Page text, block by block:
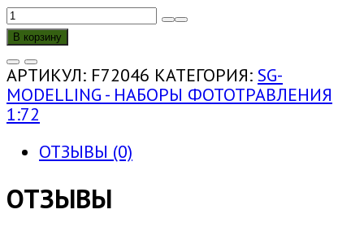
КОЛИЧЕСТВО
ТОВАРА
F72046
1:72
НАБОР
ДЕТАЛИРОВКИ
Т-90
(ФТД)
В корзину
АРТИКУЛ: F72046 КАТЕГОРИЯ: SG-
MODELLING - НАБОРЫ ФОТОТРАВЛЕНИЯ
1:72
ОТЗЫВЫ (0)
ОТЗЫВЫ